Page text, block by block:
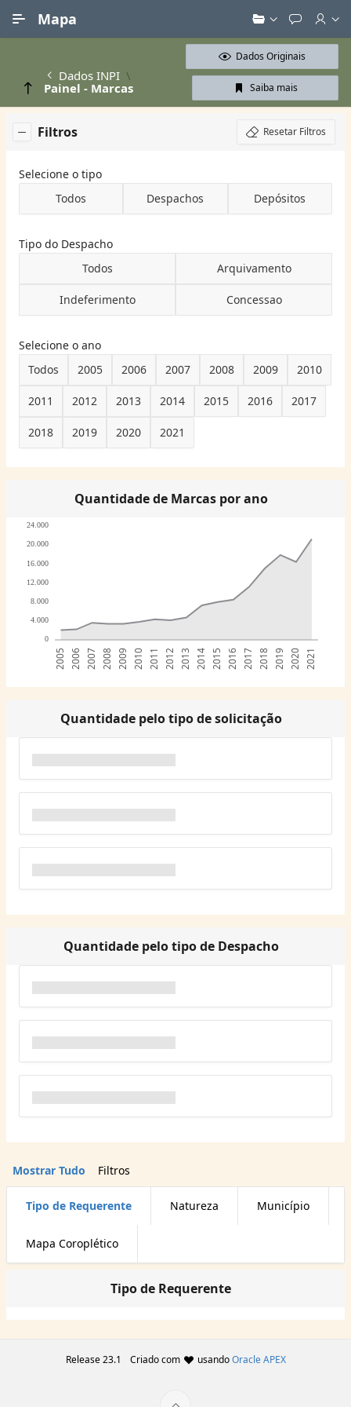
Mapa
Dados INPI
Painel - Marcas
Dados Originais
Saiba mais
Filtros Resetar Filtros
Selecione o tipo
Todos
Despachos Depósitos
Tipo do Despacho
Todos
Arquivamento
Indeferimento Concessao
Selecione o ano
Todos
2005 2006 2007 2008 2009 2010
2011 2012 2013 2014 2015 2016 2017
2018 2019 2020 2021
Quantidade de Marcas por ano
0
4.000
8.000
12.000
16.000
20.000
24.000
2005 2006 2007 2008 2009 2010 2011 2012 2013 2014 2015 2016 2017 2018 2019 2020 2021
Quantidade pelo tipo de solicitação
Quantidade pelo tipo de Despacho
Mostrar Tudo Filtros
Tipo de Requerente Natureza Município
Mapa Coroplético
Tipo de Requerente
Release 23.1 Criado com usandoOracle APEX